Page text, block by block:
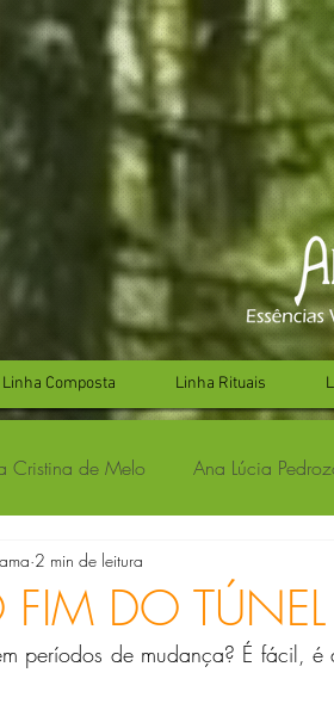
Linha Composta Linha Rituais
Cristina de Melo Ana Lúcia
Dra. Ellen Costa Mendes Soares
de Paula Metaverso Silvana
DO TÚNEL
2 min de leitura
períodos de mudança? É fácil,